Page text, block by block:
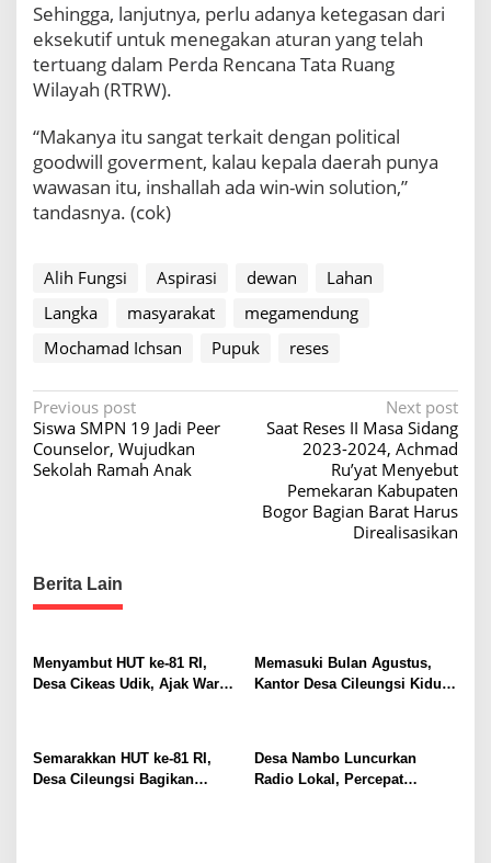
M
a
s
a
k
a
s
a
t
M
a
m
Sehingga, lanjutnya, perlu adanya ketegasan dari
eksekutif untuk menegakan aturan yang telah
tertuang dalam Perda Rencana Tata Ruang
Wilayah (RTRW).
“Makanya itu sangat terkait dengan political
goodwill goverment, kalau kepala daerah punya
wawasan itu, inshallah ada win-win solution,”
tandasnya. (cok)
Alih Fungsi Aspirasi dewan
Lahan
Langka
masyarakat
megamendung
Mochamad Ichsan
Pupuk reses
P
o
s
v
g
a
i
o
Previous post
Siswa SMPN 19 Jadi Peer
Counselor, Wujudkan
Sekolah Ramah Anak
Next post
Saat Reses II Masa Sidang
2023-2024, Achmad
Ru’yat Menyebut
Pemekaran Kabupaten
Bogor Bagian Barat Harus
Direalisasikan
Berita Lain
Menyambut HUT ke-81 RI,
Desa Cikeas Udik, Ajak Warga
Memasuki Bulan Agustus,
Kantor Desa Cileungsi Kidul
Semarakkan HUT ke-81 RI,
Desa Cileungsi Bagikan
Desa Nambo Luncurkan
Radio Lokal, Percepat